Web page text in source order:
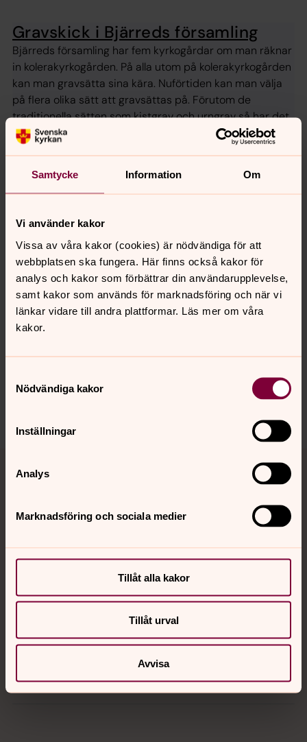
Samtycke Information Om
Vi använder kakor
Vissa av våra kakor (cookies) är nödvändiga för att
webbplatsen ska fungera. Här finns också kakor för
analys och kakor som förbättrar din användarupplevelse,
samt kakor som används för marknadsföring och när vi
länkar vidare till andra plattformar. Läs mer om våra
kakor.
Nödvändiga kakor
Inställningar
Analys
Marknadsföring och sociala medier
Tillåt alla kakor
Tillåt urval
Avvisa
Gravskick i Bjärreds församling
Bjärreds församling har fem kyrkogårdar om man räknar
in kolerakyrkogården. På alla utom på kolerakyrkogården
kan man gravsätta sina kära. Nuförtiden kan man välja
på flera olika sätt att gravsättas på. Förutom de
traditionella sätten som kistgrav och urngrav så har det
kommit till en del nya. På våra kyrkogårdar finns dessa
alternativ:
Hitta gravplatsen
sidor där du kan leta vidare efter gravar på olika platser
i Sverige.
Senast ändrad 4 april 2023
Synpunkter eller frågor på sidans
Dela
Kontakt
Sociala kanaler